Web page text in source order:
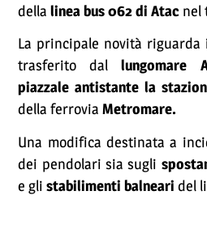
della linea bus 062 di Atac
La principale novità riguarda
trasferito dallungomare
piazzale antistante la
della ferroviaMetromare.
Una modifica destinata a
dei pendolari sia sugli
e glistabilimenti balneari del